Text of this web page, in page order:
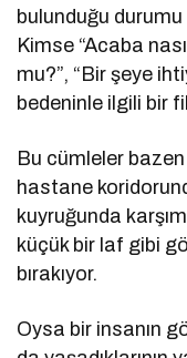
bulunduğu
Kimse “Acaba
mu?”, “Bir şeye
bedeninle ilgili bir
Bu cümleler
hastane
kuyruğunda
küçük bir laf gibi
bırakıyor.
Oysa bir insanın